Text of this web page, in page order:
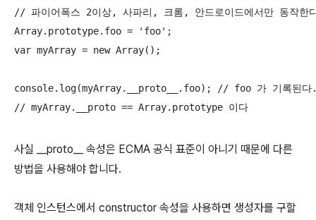
// 파이어폭스 2이상, 사파리, 크롬, 안드로이드에서만 동작한
Array.prototype.foo = 'foo';
var myArray = new Array();
console.log(myArray.__proto__.foo); // foo 가 기록된다
// myArray.__proto == Array.prototype 이다
사실 __proto__ 속성은 ECMA 공식 표준이 아니기 때문에 다른
방법을 사용해야 합니다.
객체 인스턴스에서 constructor 속성을 사용하면 생성자를 구할